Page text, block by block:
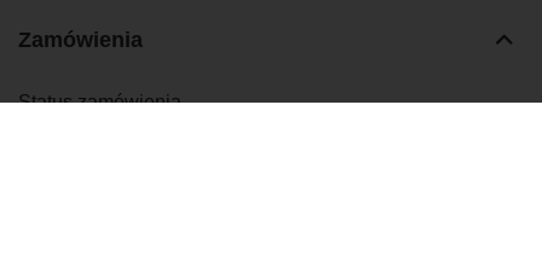
Zamówienia
Status zamówienia